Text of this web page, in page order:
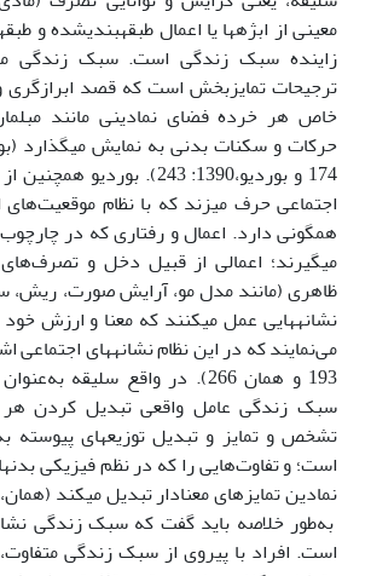
معینی از ابژه‏ها یا اعمال طبقه‏بندی‏شده و
زاینده سبک زندگی است. سبک زندگی
ترجیحات تمایزبخش است که قصد ابرازگری
خاص هر خرده فضای نمادینی مانند
174 و بوردیو،1390: 243).
اجتماعی حرف می‏زند که با نظام
همگونی دارد. اعمال و رفتاری که در
می‏گیرند؛ اعمالی از قبیل دخل و
ظاهری (مانند مدل مو، آرایش صورت، ریش،
نشانه‏هایی عمل می‏کنند که معنا و ارزش خود
می‌نمایند که در این نظام نشانه‏های اجتماعی
193 و همان 266). در واقع سلیقه
سبک زندگی عامل واقعی تبدیل کردن هر
تشخص و تمایز و تبدیل توزیع‏های پیوسته
است؛ و تفاوت‌هایی را که در نظم فیزیکی
به‌طور خلاصه باید گفت که سبک زندگی
است. افراد با پیروی از سبک زندگی